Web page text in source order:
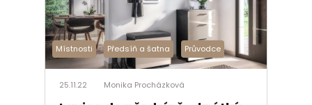
Místnosti Předsíň a šatna Průvodce
25.11.22 Monika Procházková